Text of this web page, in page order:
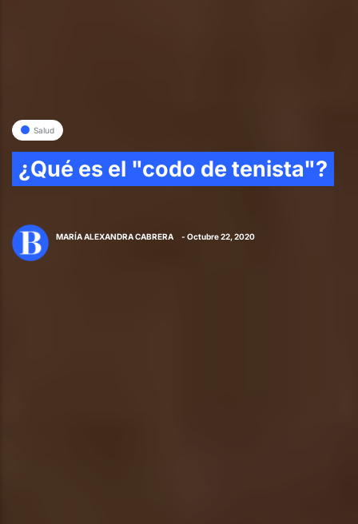
Salud
¿Qué es el "codo de tenista"?
MARÍA ALEXANDRA CABRERA - Octubre 22, 2020